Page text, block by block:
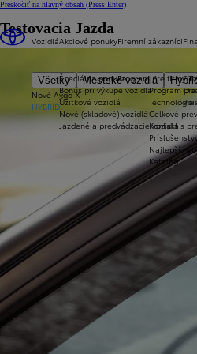
Preskočiť na hlavný obsah (Press Enter)
Vozidlá
Všetky Mestské vozidlá
Nové Aygo X
HYBRID
Akciové ponuky
Špeciálna ponuka
Bonus pri výkupe vozidla
Úžitkové vozidlá
Nové (skladové) vozidlá
Jazdené a predvádzacie vozidlá
Firemní zákazníci
Program pre firmy
Program
Technológie
Celkové
Kontakt s
Najlepší
Katalóg
Testovacia Jazda